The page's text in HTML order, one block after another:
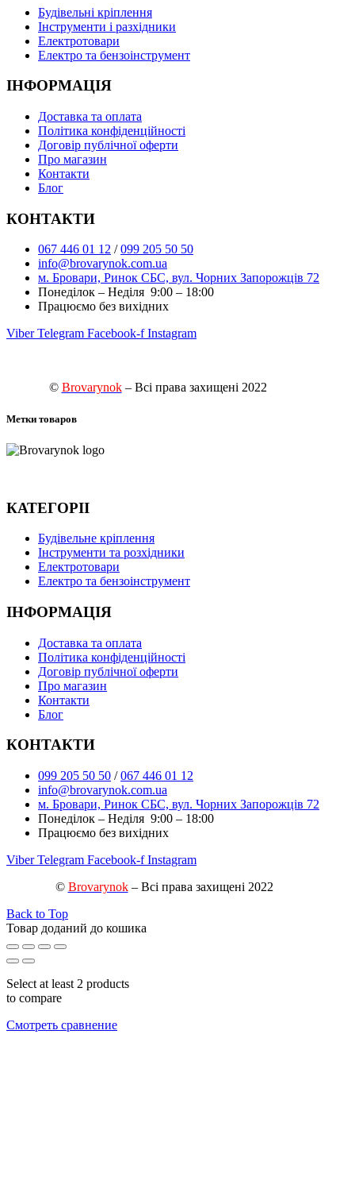
Будівельні кріплення
Інструменти і разхідники
Електротовари
Електро та бензоінструмент
ІНФОРМАЦІЯ
Доставка та оплата
Політика конфіденційності
Договір публічної оферти
Про магазин
Контакти
Блог
КОНТАКТИ
067 446 01 12 /099 205 50 50
info@brovarynok.com.ua
м. Бровари, Ринок СБС, вул. Чорних Запорожців 72
Понеділок – Неділя 9:00 – 18:00
Працюємо без вихідних
Viber Telegram Facebook-f Instagram
© Brovarynok– Всі права захищені 2022
Метки товаров
КАТЕГОРІІ
Будівельне кріплення
Інструменти та розхідники
Електротовари
Електро та бензоінструмент
ІНФОРМАЦІЯ
Доставка та оплата
Політика конфіденційності
Договір публічної оферти
Про магазин
Контакти
Блог
КОНТАКТИ
099 205 50 50 /067 446 01 12
info@brovarynok.com.ua
м. Бровари, Ринок СБС, вул. Чорних Запорожців 72
Понеділок – Неділя 9:00 – 18:00
Працюємо без вихідних
Viber Telegram Facebook-f Instagram
© Brovarynok– Всі права захищені 2022
Back to Top
Товар доданий до кошика
Select at least 2 products
to compare
Смотреть сравнение